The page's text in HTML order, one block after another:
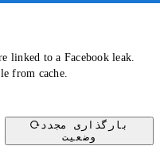
linked to a Facebook leak.
from cache.
بارگذاری مجدد
وضعیت